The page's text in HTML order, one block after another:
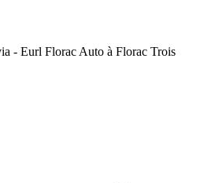
- Eurl Florac Auto à Florac Trois